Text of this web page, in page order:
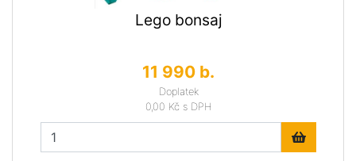
Lego bonsaj
11 990 b.
Doplatek
0,00 Kč s DPH